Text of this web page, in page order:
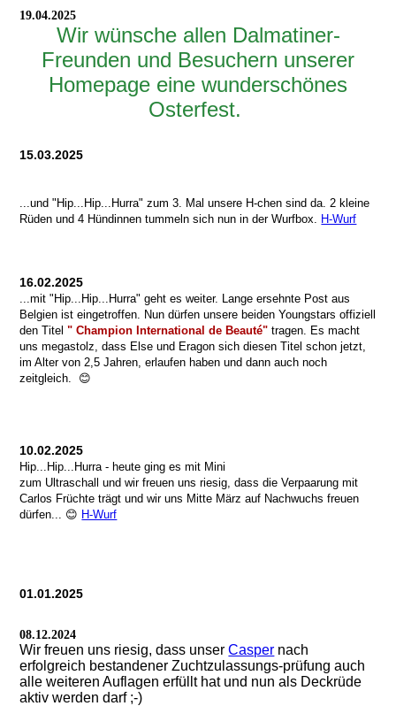
19.04.2025
Wir wünsche allen Dalmatiner-
Freunden und Besuchern unserer
Homepage eine wunderschönes
Osterfest.
15.03.2025
...und "Hip...Hip...Hurra" zum 3. Mal unsere H-chen sind da. 2 kleine
Rüden und 4 Hündinnen tummeln sich nun in der Wurfbox. H-Wurf
16.02.2025
...mit "Hip...Hip...Hurra" geht es weiter. Lange ersehnte Post aus
Belgien ist eingetroffen. Nun dürfen unsere beiden Youngstars offiziell
den Titel" Champion International de Beauté" tragen. Es macht
uns megastolz, dass Else und Eragon sich diesen Titel schon jetzt,
im Alter von 2,5 Jahren, erlaufen haben und dann auch noch
zeitgleich.
😊
10.02.2025
Hip...Hip...Hurra - heute ging es mit Mini
zum Ultraschall und wir freuen uns riesig, dass die Verpaarung mit
Carlos Früchte trägt und wir uns Mitte März auf Nachwuchs freuen
dürfen... 😊 H-Wurf
01.01.2025
08.12.2024
Wir freuen uns riesig, dass unserCasper nach
erfolgreich bestandener Zuchtzulassungs-prüfung auch
alle weiteren Auflagen erfüllt hat und nun als Deckrüde
aktiv werden darf ;-)